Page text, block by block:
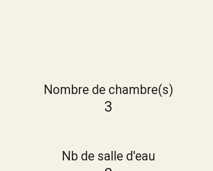
Nombre de chambre(s)
3
Nb de salle d'eau